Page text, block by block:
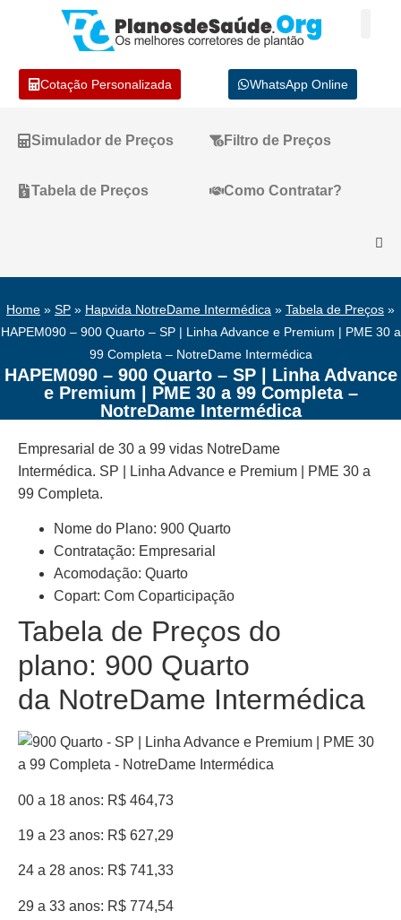
Cotação Personalizada WhatsApp Online
Simulador de Preços Filtro de Preços
Tabela de Preços Como Contratar?
Home » SP » Hapvida NotreDame Intermédica » Tabela de Preços »
HAPEM090 – 900 Quarto – SP | Linha Advance e Premium | PME 30 a
99 Completa – NotreDame Intermédica
HAPEM090 – 900 Quarto – SP | Linha Advance
e Premium | PME 30 a 99 Completa –
NotreDame Intermédica
Empresarial de 30 a 99 vidas NotreDame
Intermédica. SP | Linha Advance e Premium | PME 30 a
99 Completa.
Nome do Plano: 900 Quarto
Contratação: Empresarial
Acomodação: Quarto
Copart: Com Coparticipação
Tabela de Preços do
plano: 900 Quarto
da NotreDame Intermédica
00 a 18 anos: R$ 464,73
19 a 23 anos: R$ 627,29
24 a 28 anos: R$ 741,33
29 a 33 anos: R$ 774,54